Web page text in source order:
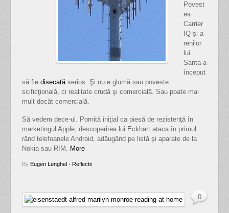
Povest
ea
Carrier
IQ şi a
renilor
lui
Santa a
început
să fie disecatăserios. Şi nu e glumă sau poveste
scificţională, ci realitate crudă şi comercială. Sau poate mai
mult decât comercială.
Să vedem dece-ul. Pornită iniţial ca piesă de rezistenţă în
marketingul Apple, descoperirea lui Eckhart ataca în primul
rând telefoanele Android, adăugând pe listă şi aparate de la
Nokia sau RIM. More
By Eugen Lenghel • Reflectii
0